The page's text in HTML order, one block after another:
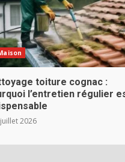
toiture cognac :
l’entretien régulier
2026